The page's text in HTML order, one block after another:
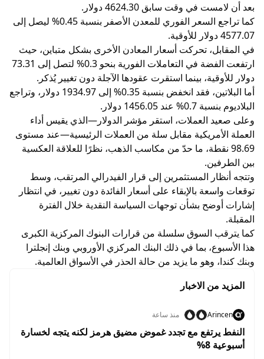
بعد أن لامست في وقت سابق 4624.30 دولار.
كما تراجع السعر الفوري للمعدن الأصفر بنسبة 0.45% ليصل إلى
4577.07 دولار للأوقية.
في المقابل، تحركت أسعار المعادن الأخرى بشكل متباين، حيث
ارتفعت الفضة في التعاملات الفورية بنحو 0.3% لتصل إلى 73.31
دولار للأوقية، بينما استقرت عقودها الآجلة دون تغيير يُذكر.
أما البلاتين، فقد انخفض بنسبة 0.35% إلى 1934.97 دولار، وتراجع
البلاديوم بنسبة 0.7% عند 1456.05 دولار.
وعلى صعيد العملات، استقر مؤشر الدولار—الذي يقيس أداء
العملة الأمريكية مقابل سلة من العملات الرئيسية—عند مستوى
98.69 نقطة، ما حدّ من مكاسب الذهب، نظرًا للعلاقة العكسية
بين الطرفين.
وتتجه أنظار المستثمرين إلى قرار الفيدرالي المرتقب، وسط
توقعات واسعة بالإبقاء على أسعار الفائدة دون تغيير، في انتظار
إشارات أوضح بشأن توجهات السياسة النقدية خلال الفترة
المقبلة.
كما يترقب السوق سلسلة من قرارات البنوك المركزية الكبرى
هذا الأسبوع، بما في ذلك البنك المركزي الأوروبي وبنك إنجلترا
وبنك كندا، وهو ما يزيد من حالة الحذر في الأسواق العالمية.
المزيد من الاخبار
Arincen منذ ساعة
النفط يرتفع مع تجدد غموض مضيق هرمز لكنه يتجه لخسارة
أسبوعية 8%